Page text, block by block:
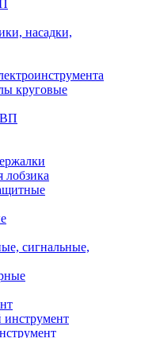
насадки,
круговые
лобзика
сигнальные,
инструмент